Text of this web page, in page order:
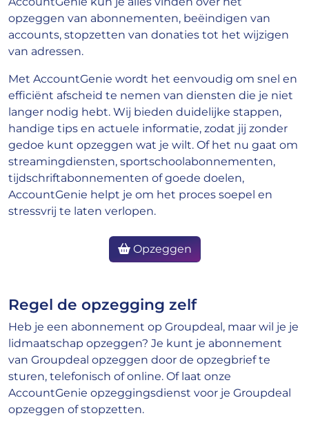
opzeggen van abonnementen, beëindigen van
accounts, stopzetten van donaties tot het wijzigen
van adressen.
Met AccountGenie wordt het eenvoudig om snel en
efficiënt afscheid te nemen van diensten die je niet
langer nodig hebt. Wij bieden duidelijke stappen,
handige tips en actuele informatie, zodat jij zonder
gedoe kunt opzeggen wat je wilt. Of het nu gaat om
streamingdiensten, sportschoolabonnementen,
tijdschriftabonnementen of goede doelen,
AccountGenie helpt je om het proces soepel en
stressvrij te laten verlopen.
Opzeggen
Regel de opzegging zelf
Heb je een abonnement op Groupdeal, maar wil je je
lidmaatschap opzeggen? Je kunt je abonnement
van Groupdeal opzeggen door de opzegbrief te
sturen, telefonisch of online. Of laat onze
AccountGenie opzeggingsdienst voor je Groupdeal
opzeggen of stopzetten.